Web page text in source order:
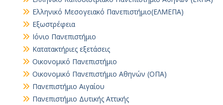
Ελληνικό Μεσογειακό Πανεπιστήμιο(ΕΛΜΕΠΑ)
Εξωστρέφεια
Ιόνιο Πανεπιστήμιο
Κατατακτήριες εξετάσεις
Οικονομικό Πανεπιστήμιο
Οικονομικό Πανεπιστήμιο Αθηνών (ΟΠΑ)
Πανεπιστήμιο Αιγαίου
Πανεπιστήμιο Δυτικής Αττικής